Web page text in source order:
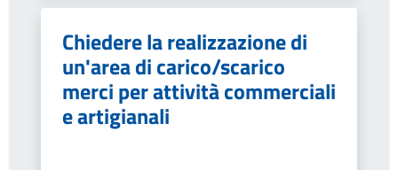
Chiedere la realizzazione di
un'area di carico/scarico
merci per attività commerciali
e artigianali